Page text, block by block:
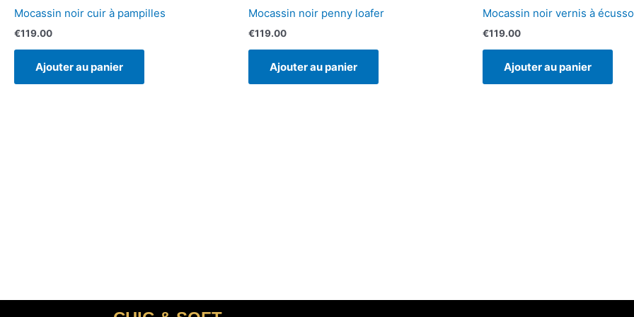
Mocassin noir cuir à pampilles
€119.00
Ajouter au panier
Mocassin noir penny loafer
€119.00
Ajouter au panier
Mocassin noir vernis à
€119.00
Ajouter au panier